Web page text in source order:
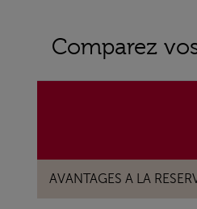
Comparez
AVANTAGES A LA